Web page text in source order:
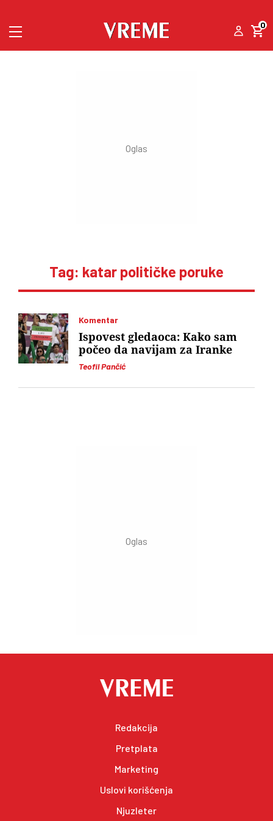
0
Tag: katar političke poruke
Komentar
Teofil Pančić
Ispovest gledaoca: Kako sam
počeo da navijam za Iranke
Redakcija
Pretplata
Marketing
Uslovi korišćenja
Njuzleter